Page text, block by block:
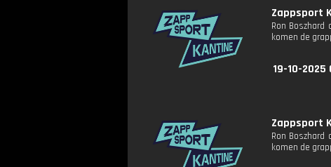
Zappsport
Ron
komen de
19-10-2025
Zappsport
Ron
komen de